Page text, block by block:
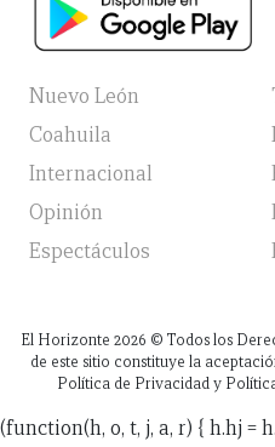
Nuevo León
Coahuila
Internacional
Opinión
Espectáculos
El Horizonte 2026 © Todos los
de este sitio constituye la
Política de Privacidad y
(function(h, o, t, j, a, r) { h.hj =